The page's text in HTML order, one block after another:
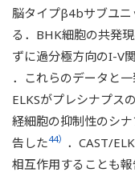
脳タイプβ4bサブユ
る．BHK細胞の共発
ずに過分極方向のI-V
．これらのデータと
ELKSがプレシナプス
経細胞の抑制性のシ
告した44） ．CAST/
相互作用することも